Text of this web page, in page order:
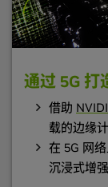
通过 5G 打
借助
载的边缘计
在 5G 网
沉浸式增